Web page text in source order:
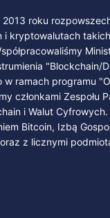
roku
i kryptowalutach
"Blockchain/
w ramach programu
członkami Zespołu
i Walut Cyfrowych.
Bitcoin, Izbą
z licznymi